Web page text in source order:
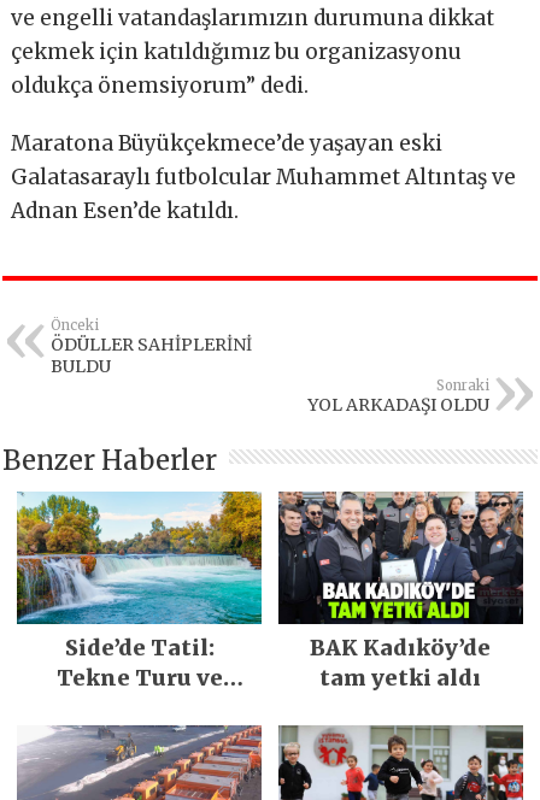
ve engelli vatandaşlarımızın durumuna dikkat
çekmek için katıldığımız bu organizasyonu
oldukça önemsiyorum” dedi.
Maratona Büyükçekmece’de yaşayan eski
Galatasaraylı futbolcular Muhammet Altıntaş ve
Adnan Esen’de katıldı.
Önceki
ÖDÜLLER SAHİPLERİNİ
BULDU
Sonraki
YOL ARKADAŞI OLDU
Benzer Haberler
Side’de Tatil:
Tekne Turu ve
BAK Kadıköy’de
tam yetki aldı